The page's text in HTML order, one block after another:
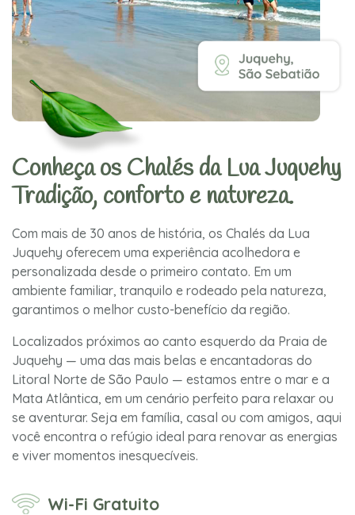
Conheça os Chalés da Lua Juquehy
Tradição, conforto e natureza.
Com mais de 30 anos de história, os Chalés da Lua
Juquehy oferecem uma experiência acolhedora e
personalizada desde o primeiro contato. Em um
ambiente familiar, tranquilo e rodeado pela natureza,
garantimos o melhor custo-benefício da região.
Localizados próximos ao canto esquerdo da Praia de
Juquehy — uma das mais belas e encantadoras do
Litoral Norte de São Paulo — estamos entre o mar e a
Mata Atlântica, em um cenário perfeito para relaxar ou
se aventurar. Seja em família, casal ou com amigos, aqui
você encontra o refúgio ideal para renovar as energias
e viver momentos inesquecíveis.
Wi-Fi Gratuito